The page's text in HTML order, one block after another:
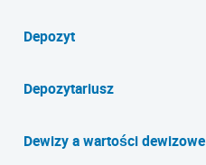
Depozyt
Depozytariusz
Dewizy a wartości dewizowe